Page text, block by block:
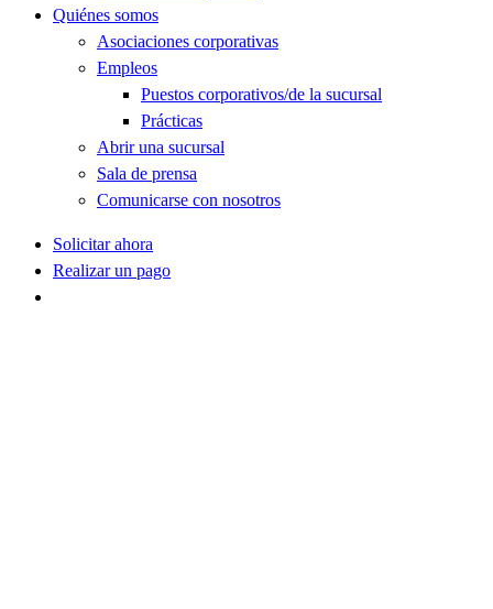
Quiénes somos
Asociaciones corporativas
Empleos
Puestos corporativos/de la sucursal
Prácticas
Abrir una sucursal
Sala de prensa
Comunicarse con nosotros
Solicitar ahora
Realizar un pago